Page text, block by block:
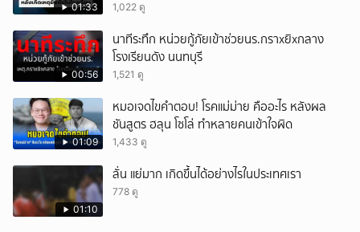
01:33 1,022 ดู
00:56
นาทีระทึก หน่วยกู้ภัยเข้าช่วยนร.กราxยิxกลาง
โรงเรียนดัง นนทบุรี
1,521 ดู
01:09
หมอเจดไขคำตอบ! โรคแม่ม่าย คืออะไร หลังผล
ชันสูตร ฮลุน โซโล่ ทำหลายคนเข้าใจผิด
1,433 ดู
01:10
ลั่น แย่มาก เกิดขึ้นได้อย่างไรในประเทศเรา
778 ดู